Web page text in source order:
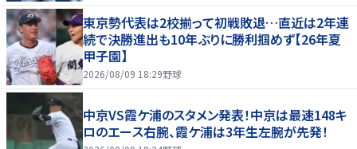
東京勢代表は2校揃って初戦敗退…直近は2年連
続で決勝進出も10年ぶりに勝利掴めず【26年夏
甲子園】
2026/08/09 18:29野球
中京VS霞ケ浦のスタメン発表！中京は最速148キ
ロのエース右腕、霞ケ浦は3年生左腕が先発！